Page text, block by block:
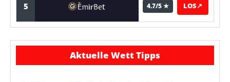
5 4.7/5 ★ LOS↗
Aktuelle Wett Tipps